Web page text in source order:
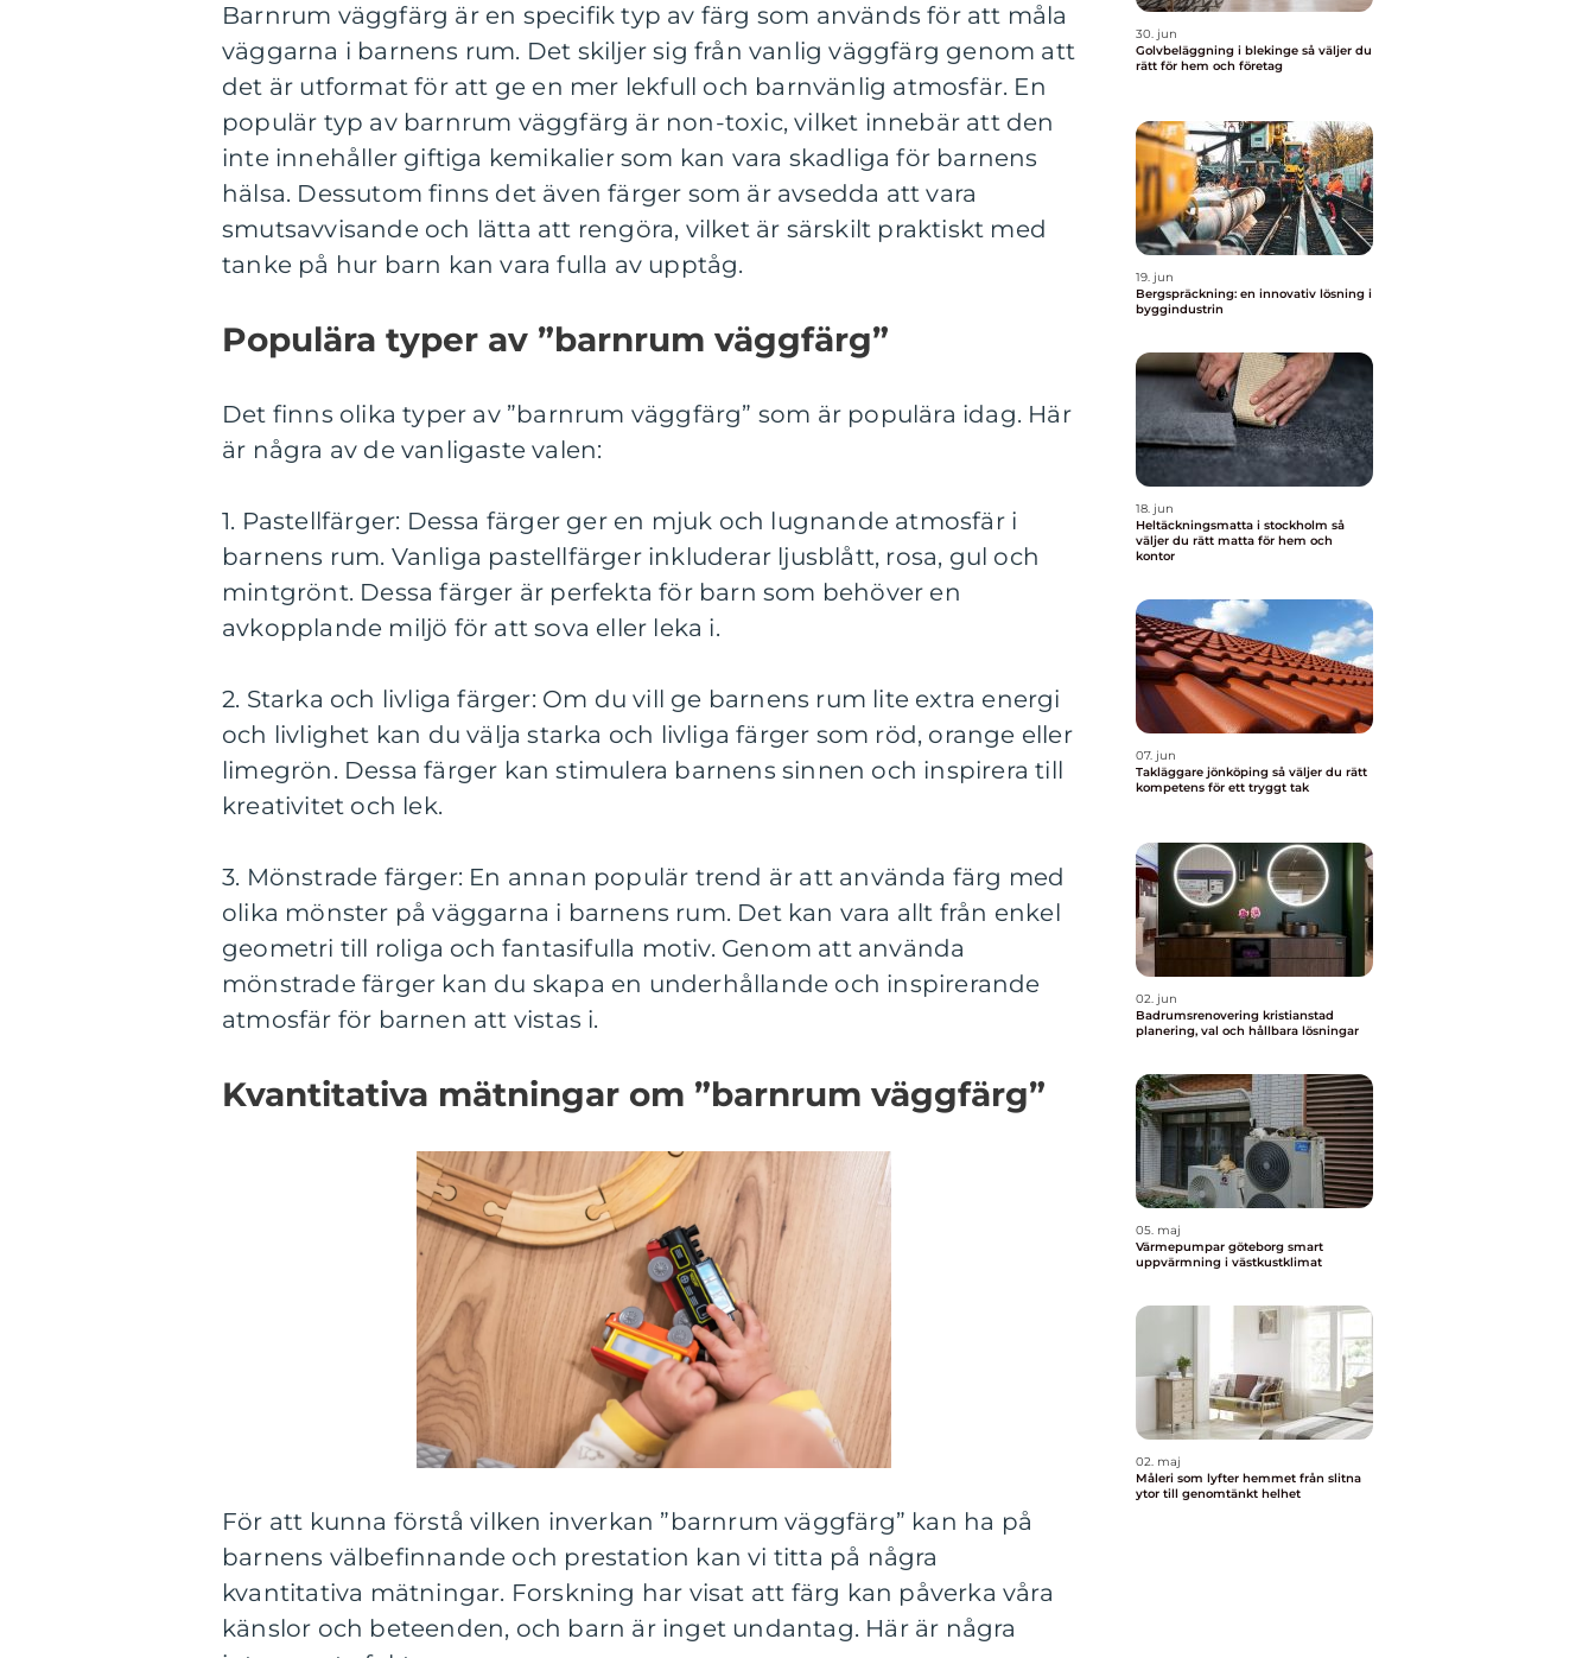
Barnrum väggfärg är en specifik typ av färg som används för att måla
väggarna i barnens rum. Det skiljer sig från vanlig väggfärg genom att
det är utformat för att ge en mer lekfull och barnvänlig atmosfär. En
populär typ av barnrum väggfärg är non-toxic, vilket innebär att den
inte innehåller giftiga kemikalier som kan vara skadliga för barnens
hälsa. Dessutom finns det även färger som är avsedda att vara
smutsavvisande och lätta att rengöra, vilket är särskilt praktiskt med
tanke på hur barn kan vara fulla av upptåg.
Populära typer av ”barnrum väggfärg”
Det finns olika typer av ”barnrum väggfärg” som är populära idag. Här
är några av de vanligaste valen:
1. Pastellfärger: Dessa färger ger en mjuk och lugnande atmosfär i
barnens rum. Vanliga pastellfärger inkluderar ljusblått, rosa, gul och
mintgrönt. Dessa färger är perfekta för barn som behöver en
avkopplande miljö för att sova eller leka i.
2. Starka och livliga färger: Om du vill ge barnens rum lite extra energi
och livlighet kan du välja starka och livliga färger som röd, orange eller
limegrön. Dessa färger kan stimulera barnens sinnen och inspirera till
kreativitet och lek.
3. Mönstrade färger: En annan populär trend är att använda färg med
olika mönster på väggarna i barnens rum. Det kan vara allt från enkel
geometri till roliga och fantasifulla motiv. Genom att använda
mönstrade färger kan du skapa en underhållande och inspirerande
atmosfär för barnen att vistas i.
Kvantitativa mätningar om ”barnrum väggfärg”
För att kunna förstå vilken inverkan ”barnrum väggfärg” kan ha på
barnens välbefinnande och prestation kan vi titta på några
kvantitativa mätningar. Forskning har visat att färg kan påverka våra
känslor och beteenden, och barn är inget undantag. Här är några
30. jun
Golvbeläggning i blekinge så väljer du
rätt för hem och företag
19. jun
Bergspräckning: en innovativ lösning i
byggindustrin
18. jun
Heltäckningsmatta i stockholm så
väljer du rätt matta för hem och
kontor
07. jun
Takläggare jönköping så väljer du rätt
kompetens för ett tryggt tak
02. jun
Badrumsrenovering kristianstad
planering, val och hållbara lösningar
05. maj
Värmepumpar göteborg smart
uppvärmning i västkustklimat
02. maj
Måleri som lyfter hemmet från slitna
ytor till genomtänkt helhet